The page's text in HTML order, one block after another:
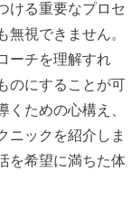
ける重要なプロセ
無視できません。
ーチを理解すれ
のにすることが可
ための心構え、
ニックを紹介しま
を希望に満ちた体